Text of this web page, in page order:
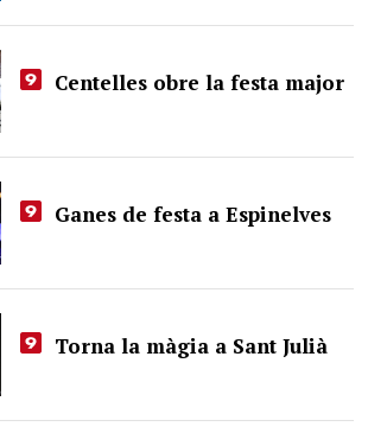
Centelles obre la festa major
Ganes de festa a Espinelves
Torna la màgia a Sant Julià